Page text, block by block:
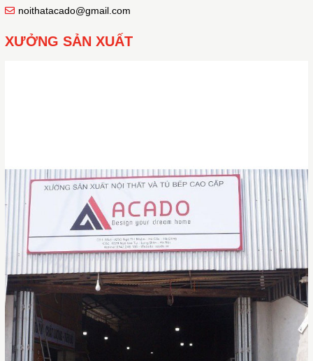
noithatacado@gmail.com
XƯỞNG SẢN XUẤT